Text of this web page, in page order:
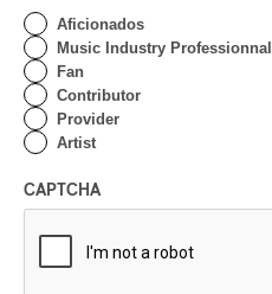
latin house
glam
pop symphonique
musique traditionnelle
pow wow
Dungeon Synth
SLACKER
Creative Music
Aficionados
Music Industry Professionnal
Fan
Contributor
Provider
Artist
CAPTCHA